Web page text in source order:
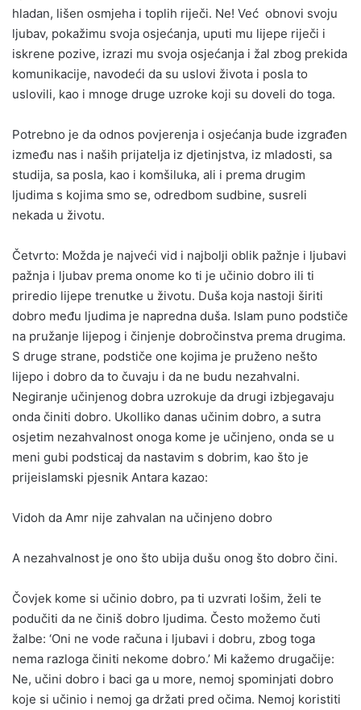
hladan, lišen osmjeha i toplih riječi. Ne! Već obnovi svoju
ljubav, pokažimu svoja osjećanja, uputi mu lijepe riječi i
iskrene pozive, izrazi mu svoja osjećanja i žal zbog prekida
komunikacije, navodeći da su uslovi života i posla to
uslovili, kao i mnoge druge uzroke koji su doveli do toga.
Potrebno je da odnos povjerenja i osjećanja bude izgrađen
između nas i naših prijatelja iz djetinjstva, iz mladosti, sa
studija, sa posla, kao i komšiluka, ali i prema drugim
ljudima s kojima smo se, odredbom sudbine, susreli
nekada u životu.
Četvrto: Možda je najveći vid i najbolji oblik pažnje i ljubavi
pažnja i ljubav prema onome ko ti je učinio dobro ili ti
priredio lijepe trenutke u životu. Duša koja nastoji širiti
dobro među ljudima je napredna duša. Islam puno podstiče
na pružanje lijepog i činjenje dobročinstva prema drugima.
S druge strane, podstiče one kojima je pruženo nešto
lijepo i dobro da to čuvaju i da ne budu nezahvalni.
Negiranje učinjenog dobra uzrokuje da drugi izbjegavaju
onda činiti dobro. Ukolliko danas učinim dobro, a sutra
osjetim nezahvalnost onoga kome je učinjeno, onda se u
meni gubi podsticaj da nastavim s dobrim, kao što je
prijeislamski pjesnik Antara kazao:
Vidoh da Amr nije zahvalan na učinjeno dobro
A nezahvalnost je ono što ubija dušu onog što dobro čini.
Čovjek kome si učinio dobro, pa ti uzvrati lošim, želi te
podučiti da ne činiš dobro ljudima. Često možemo čuti
žalbe: ‘Oni ne vode računa i ljubavi i dobru, zbog toga
nema razloga činiti nekome dobro.’ Mi kažemo drugačije:
Ne, učini dobro i baci ga u more, nemoj spominjati dobro
koje si učinio i nemoj ga držati pred očima. Nemoj koristiti